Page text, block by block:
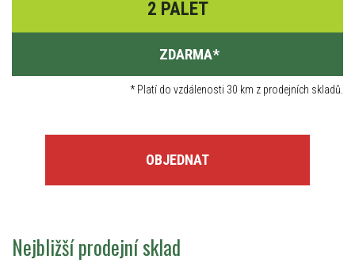
2 PALET
ZDARMA*
*Platí do vzdálenosti 30 km z prodejních skladů.
OBJEDNAT
Nejbližší prodejní sklad